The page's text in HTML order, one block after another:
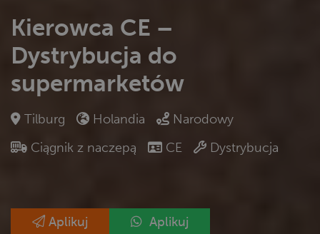
Kierowca CE –
Dystrybucja do
supermarketów
Tilburg Holandia
Narodowy
Ciągnik z naczepą
CE Dystrybucja
Aplikuj Aplikuj